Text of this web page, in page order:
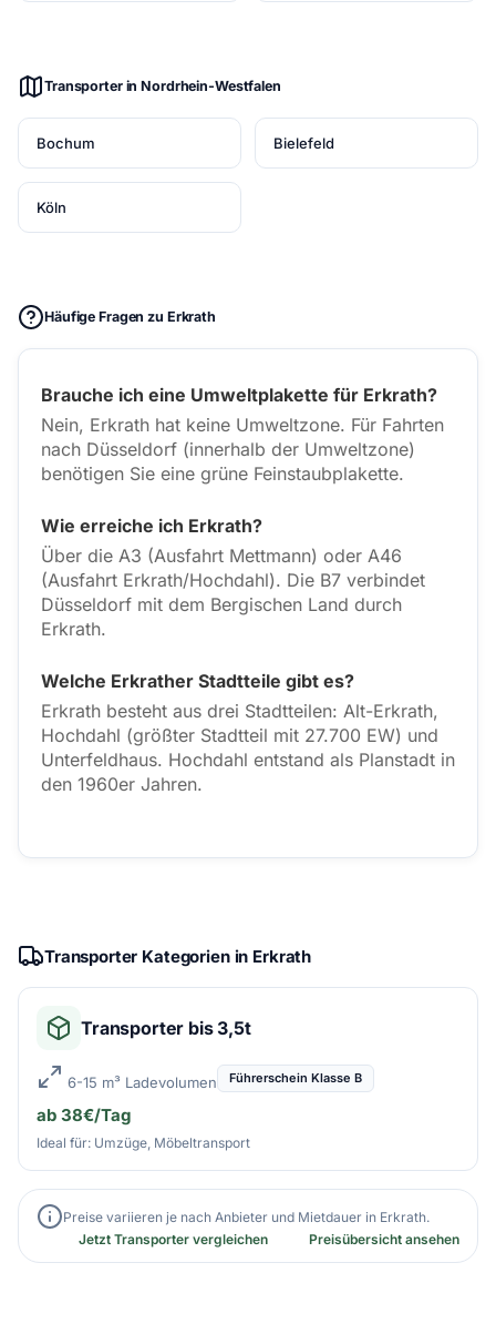
Transporter in Nordrhein-Westfalen
Bochum Bielefeld
Köln
Häufige Fragen zu Erkrath
Brauche ich eine Umweltplakette für Erkrath?
Nein, Erkrath hat keine Umweltzone. Für Fahrten
nach Düsseldorf (innerhalb der Umweltzone)
benötigen Sie eine grüne Feinstaubplakette.
Wie erreiche ich Erkrath?
Über die A3 (Ausfahrt Mettmann) oder A46
(Ausfahrt Erkrath/Hochdahl). Die B7 verbindet
Düsseldorf mit dem Bergischen Land durch
Erkrath.
Welche Erkrather Stadtteile gibt es?
Erkrath besteht aus drei Stadtteilen: Alt-Erkrath,
Hochdahl (größter Stadtteil mit 27.700 EW) und
Unterfeldhaus. Hochdahl entstand als Planstadt in
den 1960er Jahren.
Transporter Kategorien in Erkrath
Transporter bis 3,5t
6-15 m³ Ladevolumen Führerschein Klasse B
ab 38€/Tag
Ideal für: Umzüge, Möbeltransport
Preise variieren je nach Anbieter und Mietdauer in Erkrath.
Jetzt Transporter vergleichen
Preisübersicht ansehen